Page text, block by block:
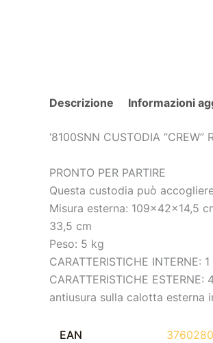
Descrizione Informazioni
‘8100SNN CUSTODIA ”CREW”
PRONTO PER PARTIRE
Questa custodia può
Misura esterna: 109x42x14,5
33,5 cm
Peso: 5 kg
CARATTERISTICHE
CARATTERISTICHE
antiusura sulla calotta esterna
EAN